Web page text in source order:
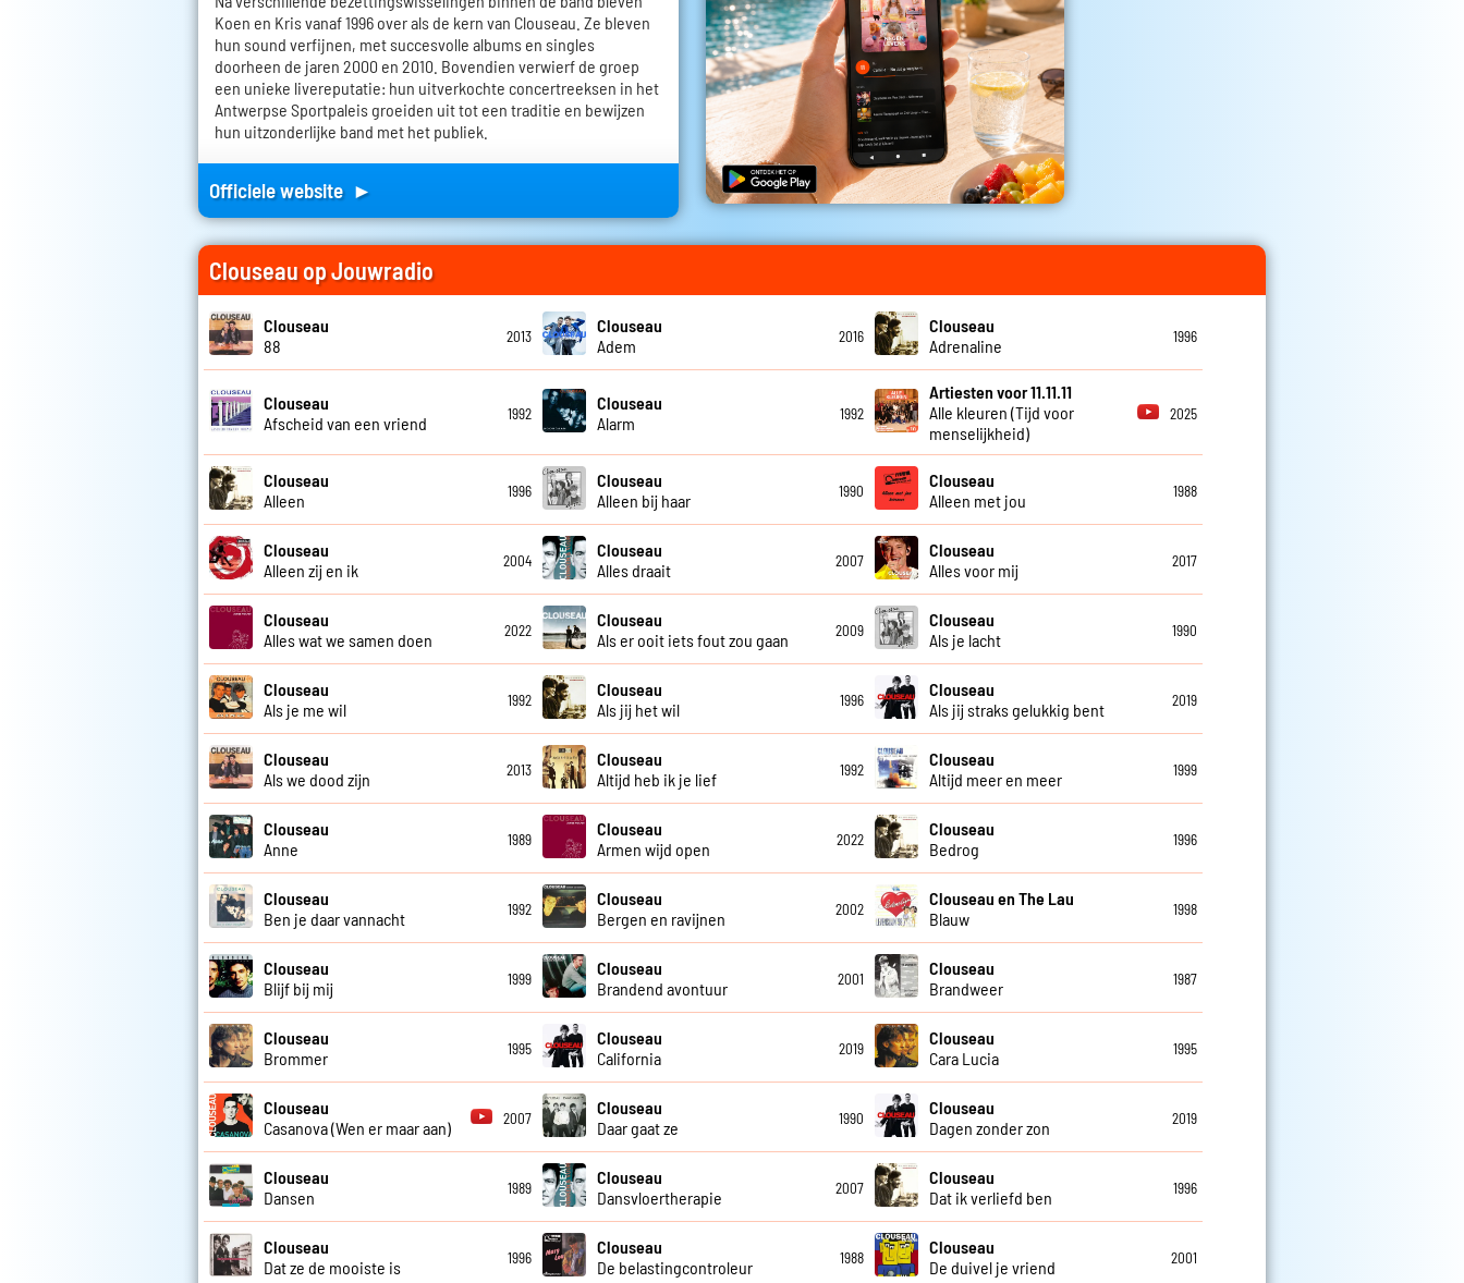
Koen en Kris vanaf 1996 over als de kern van Clouseau. Ze bleven
hun sound verfijnen, met succesvolle albums en singles
doorheen de jaren 2000 en 2010. Bovendien verwierf de groep
een unieke livereputatie: hun uitverkochte concertreeksen in het
Antwerpse Sportpaleis groeiden uit tot een traditie en bewijzen
hun uitzonderlijke band met het publiek.
Officiele website ►
Clouseau op Jouwradio
Clouseau
88
2013
Clouseau
Adem
2016
Clouseau
Adrenaline
1996
Clouseau
Afscheid van een vriend
1992
Clouseau
Alarm
1992
Artiesten voor 11.11.11
Alle kleuren (Tijd voor
menselijkheid)
2025
Clouseau
Alleen
1996
Clouseau
Alleen bij haar
1990
Clouseau
Alleen met jou
1988
Clouseau
Alleen zij en ik
2004
Clouseau
Alles draait
2007
Clouseau
Alles voor mij
2017
Clouseau
Alles wat we samen doen
2022
Clouseau
Als er ooit iets fout zou gaan
2009
Clouseau
Als je lacht
1990
Clouseau
Als je me wil
1992
Clouseau
Als jij het wil
1996
Clouseau
Als jij straks gelukkig bent
2019
Clouseau
Als we dood zijn
2013
Clouseau
Altijd heb ik je lief
1992
Clouseau
Altijd meer en meer
1999
Clouseau
Anne
1989
Clouseau
Armen wijd open
2022
Clouseau
Bedrog
1996
Clouseau
Ben je daar vannacht
1992
Clouseau
Bergen en ravijnen
2002
Clouseau en The Lau
Blauw
1998
Clouseau
Blijf bij mij
1999
Clouseau
Brandend avontuur
2001
Clouseau
Brandweer
1987
Clouseau
Brommer
1995
Clouseau
California
2019
Clouseau
Cara Lucia
1995
Clouseau
Casanova (Wen er maar aan)
2007
Clouseau
Daar gaat ze
1990
Clouseau
Dagen zonder zon
2019
Clouseau
Dansen
1989
Clouseau
Dansvloertherapie
2007
Clouseau
Dat ik verliefd ben
1996
Clouseau
Dat ze de mooiste is
1996
Clouseau
De belastingcontroleur
1988
Clouseau
De duivel je vriend
2001